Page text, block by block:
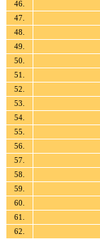
46.
47.
48.
49.
50.
51.
52.
53.
54.
55.
56.
57.
58.
59.
60.
61.
62.